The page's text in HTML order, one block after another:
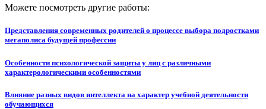
Можете посмотреть другие работы:
Представления современных родителей о процессе выбора подростками
мегаполиса будущей профессии
Особенности психологической защиты у лиц с различными
характерологическими особенностями
Влияние разных видов интеллекта на характер учебной деятельности
обучающихся